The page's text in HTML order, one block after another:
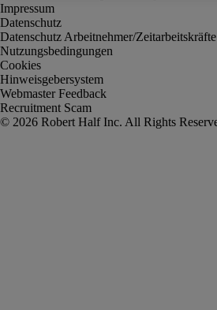
Impressum
Datenschutz
Datenschutz Arbeitnehmer/Zeitarbeitskräfte
Nutzungsbedingungen
Cookies
Hinweisgebersystem
Webmaster Feedback
Recruitment Scam